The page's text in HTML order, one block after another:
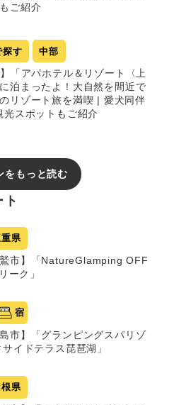
ご紹介
探す 中部
「アパホテル＆リゾート〈上
泊まったよ！大自然を間近で
リゾート旅を満喫 | 愛犬同伴
光スポットもご紹介
をもっと読む
県
鷲市】「NatureGlamping OFF
ーク」
宿
島市】「グランピングスパリゾ
イドテラス琵琶湖」
県